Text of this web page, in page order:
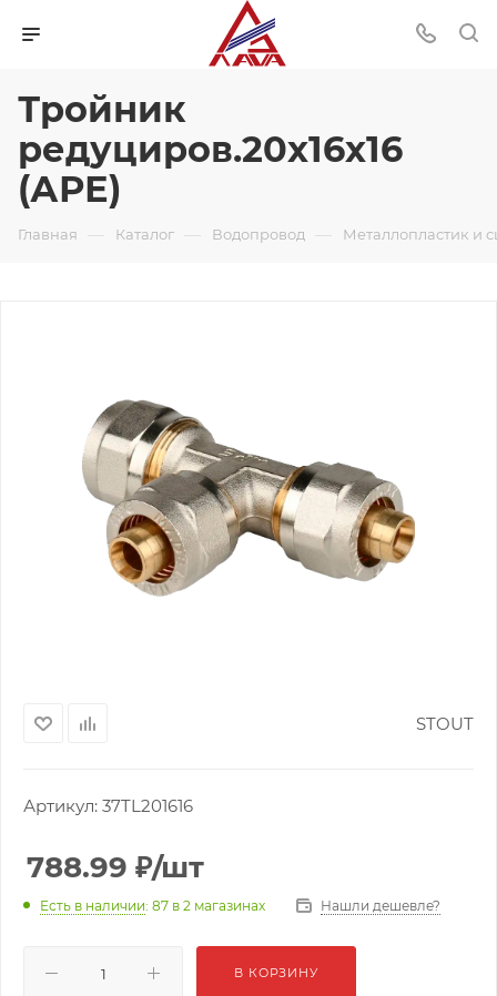
Тройник
редуциров.20х16х16
(АРЕ)
Главная — Каталог — Водопровод — Металлопластик и
STOUT
Артикул: 37TL201616
788.99 ₽/шт
Есть в наличии: 87 в 2 магазинах Нашли дешевле?
В КОРЗИНУ